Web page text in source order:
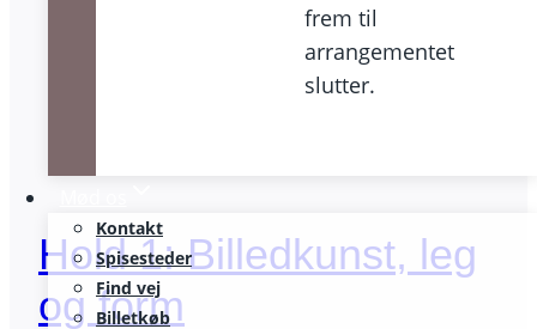
frem til
arrangementet
slutter.
Kontakt
Spisesteder
Find vej
Billetkøb
Hold 1: Billedkunst, leg
og form